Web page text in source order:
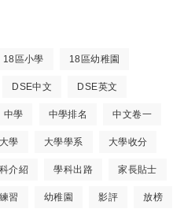
18區小學 18區幼稚園
DSE中文 DSE英文
中學 中學排名 中文卷一
大學 大學學系 大學收分
介紹 學科出路 家長貼士
習 幼稚園 影評 放榜